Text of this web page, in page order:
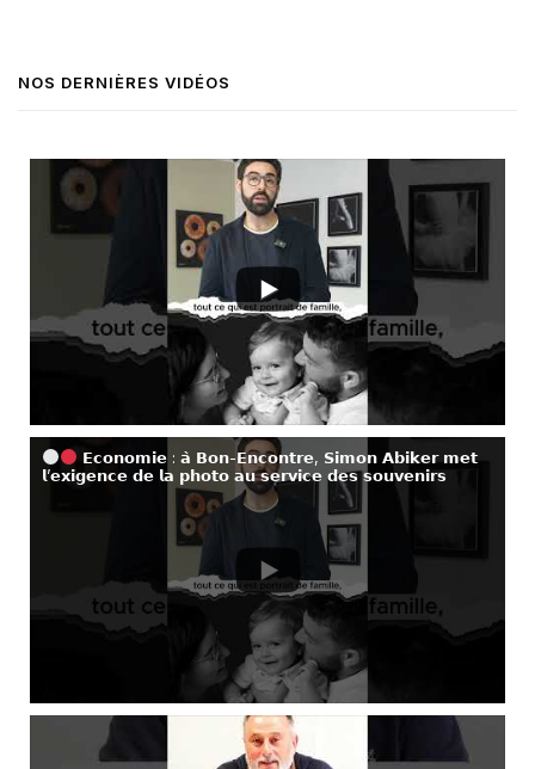
NOS DERNIÈRES VIDÉOS
𝗘𝗰𝗼𝗻𝗼𝗺𝗶𝗲 : 𝗮̀ 𝗕𝗼𝗻-𝗘𝗻𝗰𝗼𝗻𝘁𝗿𝗲, 𝗦𝗶𝗺𝗼𝗻 𝗔𝗯𝗶𝗸𝗲𝗿 𝗺𝗲𝘁
𝗹’𝗲𝘅𝗶𝗴𝗲𝗻𝗰𝗲 𝗱𝗲 𝗹𝗮 𝗽𝗵𝗼𝘁𝗼 𝗮𝘂 𝘀𝗲𝗿𝘃𝗶𝗰𝗲 𝗱𝗲𝘀 𝘀𝗼𝘂𝘃𝗲𝗻𝗶𝗿𝘀